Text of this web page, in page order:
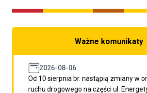
Ważne komunikaty
2026-08-06
Od 10 sierpnia br. nastąpią zmiany w
ruchu drogowego na części ul.